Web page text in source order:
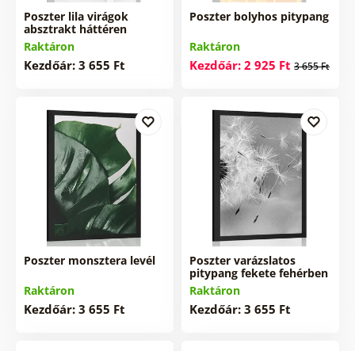
Poszter lila virágok
absztrakt háttéren
Raktáron
Kezdőár: 3 655 Ft
Poszter bolyhos pitypang
Raktáron
Kezdőár: 2 925 Ft 3 655 Ft
Poszter monsztera levél
Raktáron
Kezdőár: 3 655 Ft
Poszter varázslatos
pitypang fekete fehérben
Raktáron
Kezdőár: 3 655 Ft